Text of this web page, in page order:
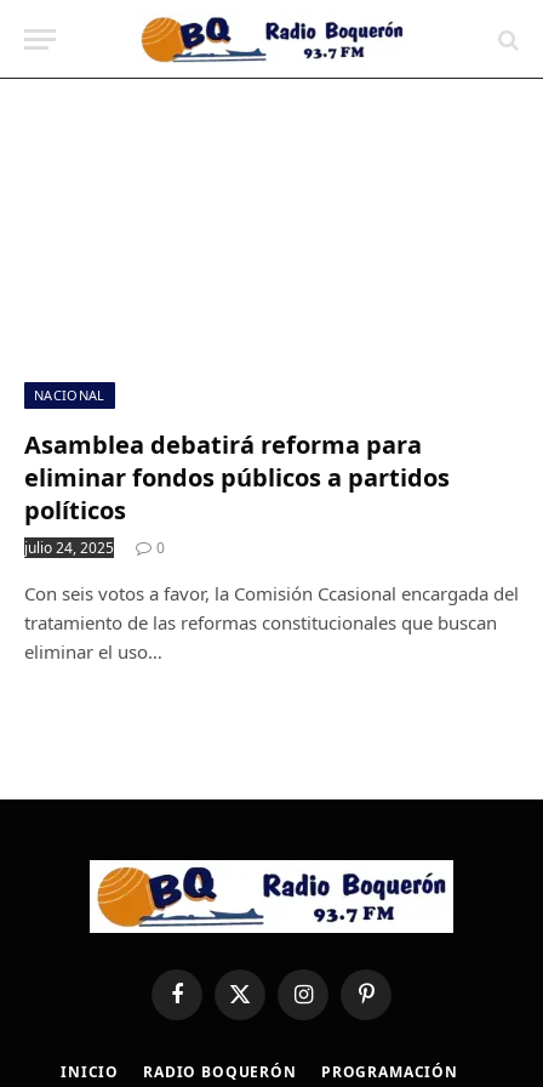
NACIONAL
Asamblea debatirá reforma para
eliminar fondos públicos a partidos
políticos
julio 24, 2025 0
Con seis votos a favor, la Comisión Ccasional encargada del
tratamiento de las reformas constitucionales que buscan
eliminar el uso…
FacebookX
(Twitter)
InstagramPinterest
INICIO RADIO BOQUERÓN PROGRAMACIÓN